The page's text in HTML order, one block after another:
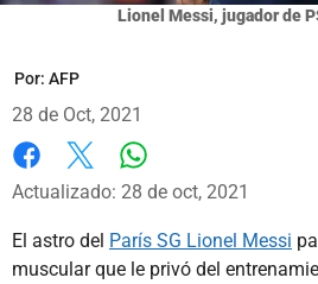
Lionel Messi, jugador de
Por: AFP
28 de Oct, 2021
Facebook
X
Actualizado: 28 de oct, 2021
El astro del París SG Lionel Messi
muscular que le privó del